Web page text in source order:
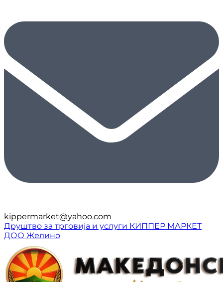
kippermarket@yahoo.com
Друштво за трговија и услуги КИППЕР МАРКЕТ
ДОО Желино